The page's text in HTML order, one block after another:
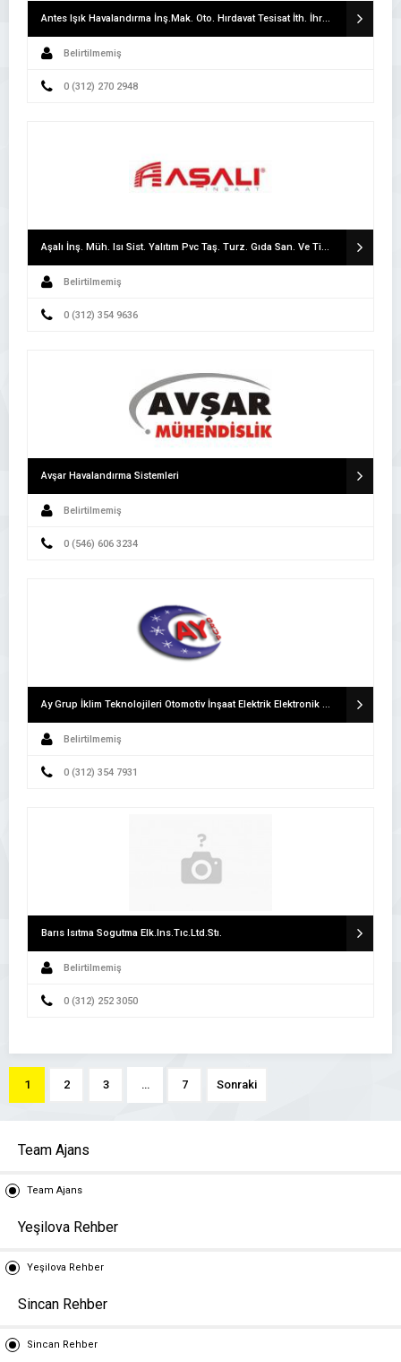
Antes Işık Havalandırma İnş.Mak. Oto. Hırdavat Tesisat İth. İhrc. Tic. Ltd.Şti
Belirtilmemiş
0 (312) 270 2948
Aşalı İnş. Müh. Isı Sist. Yalıtım Pvc Taş. Turz. Gıda San. Ve Tic. İth. İhr. Ltd.Şti.
Belirtilmemiş
0 (312) 354 9636
Avşar Havalandırma Sistemleri
Belirtilmemiş
0 (546) 606 3234
Ay Grup İklim Teknolojileri Otomotiv İnşaat Elektrik Elektronik Gıda Turizm San.Tic.Ltd.Şti
Belirtilmemiş
0 (312) 354 7931
Barıs Isıtma Sogutma Elk.Ins.Tıc.Ltd.Stı.
Belirtilmemiş
0 (312) 252 3050
1 2 3 … 7 Sonraki
Team Ajans
Team Ajans
Yeşilova Rehber
Yeşilova Rehber
Sincan Rehber
Sincan Rehber